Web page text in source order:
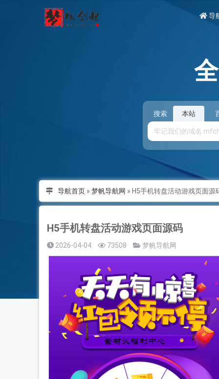
导
搜索 本站
导航首页» 梦帆导航网 » H5手机转盘活动游戏页面源
H5手机转盘活动游戏页面源码
2026-04-04 73508 梦帆导航网